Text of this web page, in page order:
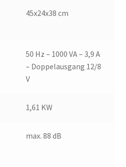
45x24x38 cm
50 Hz – 1000 VA – 3,9 A
– Doppelausgang 12/8
V
1,61 KW
max. 88 dB